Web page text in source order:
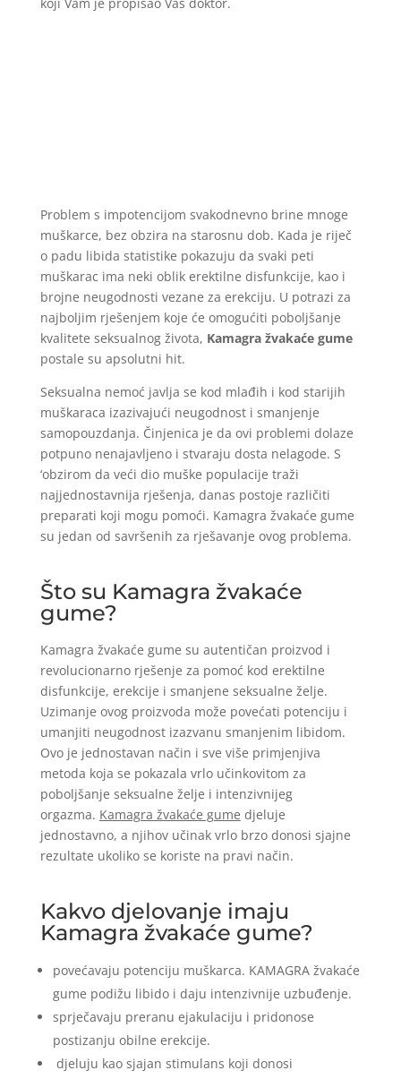
Problem s impotencijom svakodnevno brine mnoge
muškarce, bez obzira na starosnu dob. Kada je riječ
o padu libida statistike pokazuju da svaki peti
muškarac ima neki oblik erektilne disfunkcije, kao i
brojne neugodnosti vezane za erekciju. U potrazi za
najboljim rješenjem koje će omogućiti poboljšanje
kvalitete seksualnog života, Kamagra žvakaće gume
postale su apsolutni hit.
Seksualna nemoć javlja se kod mlađih i kod starijih
muškaraca izazivajući neugodnost i smanjenje
samopouzdanja. Činjenica je da ovi problemi dolaze
potpuno nenajavljeno i stvaraju dosta nelagode. S
‘obzirom da veći dio muške populacije traži
najjednostavnija rješenja, danas postoje različiti
preparati koji mogu pomoći. Kamagra žvakaće gume
su jedan od savršenih za rješavanje ovog problema.
Što su Kamagra žvakaće
gume?
Kamagra žvakaće gume su autentičan proizvod i
revolucionarno rješenje za pomoć kod erektilne
disfunkcije, erekcije i smanjene seksualne želje.
Uzimanje ovog proizvoda može povećati potenciju i
umanjiti neugodnost izazvanu smanjenim libidom.
Ovo je jednostavan način i sve više primjenjiva
metoda koja se pokazala vrlo učinkovitom za
poboljšanje seksualne želje i intenzivnijeg
orgazma. Kamagra žvakaće gume djeluje
jednostavno, a njihov učinak vrlo brzo donosi sjajne
rezultate ukoliko se koriste na pravi način.
Kakvo djelovanje imaju
Kamagra žvakaće gume?
povećavaju potenciju muškarca. KAMAGRA žvakaće
gume podižu libido i daju intenzivnije uzbuđenje.
sprječavaju preranu ejakulaciju i pridonose
postizanju obilne erekcije.
djeluju kao sjajan stimulans koji donosi